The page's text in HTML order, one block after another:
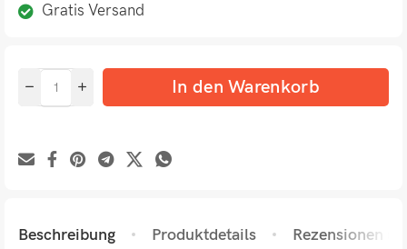
Gratis Versand
In den Warenkorb
Beschreibung Produktdetails Rezensionen (0)